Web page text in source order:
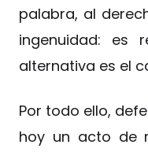
palabra, al
ingenuidad: es
alternativa es el
Por todo ello,
hoy un acto de